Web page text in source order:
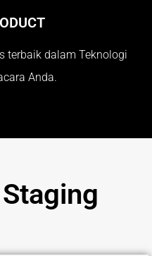
terbaik dalam Teknologi
Anda.